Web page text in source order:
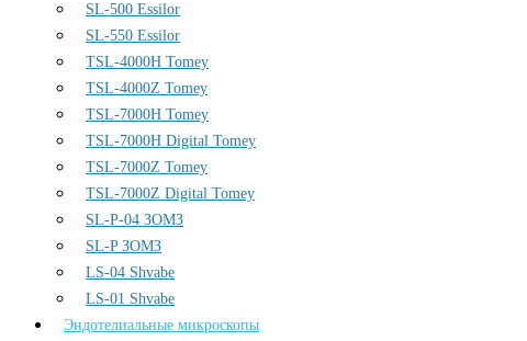
SL-500 Essilor
SL-550 Essilor
TSL-4000H Tomey
TSL-4000Z Tomey
TSL-7000H Tomey
TSL-7000H Digital Tomey
TSL-7000Z Tomey
TSL-7000Z Digital Tomey
SL-P-04 ЗОМЗ
SL-P ЗОМЗ
LS-04 Shvabe
LS-01 Shvabe
Эндотелиальные микроскопы